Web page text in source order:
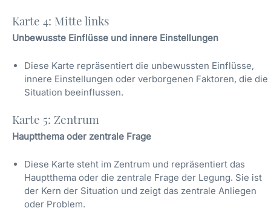
Karte 4: Mitte links
Unbewusste Einflüsse und innere Einstellungen
Diese Karte repräsentiert die unbewussten Einflüsse,
innere Einstellungen oder verborgenen Faktoren, die die
Situation beeinflussen.
Karte 5: Zentrum
Hauptthema oder zentrale Frage
Diese Karte steht im Zentrum und repräsentiert das
Hauptthema oder die zentrale Frage der Legung. Sie ist
der Kern der Situation und zeigt das zentrale Anliegen
oder Problem.